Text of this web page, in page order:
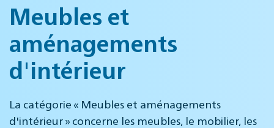
Meubles et
aménagements
d'intérieur
La catégorie « Meubles et aménagements
d'intérieur » concerne les meubles, le mobilier, les